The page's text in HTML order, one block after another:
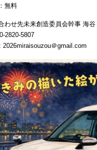
無料
わせ先未来創造委員会幹事 海
2820-5807
2026miraisouzou＠gmail.com